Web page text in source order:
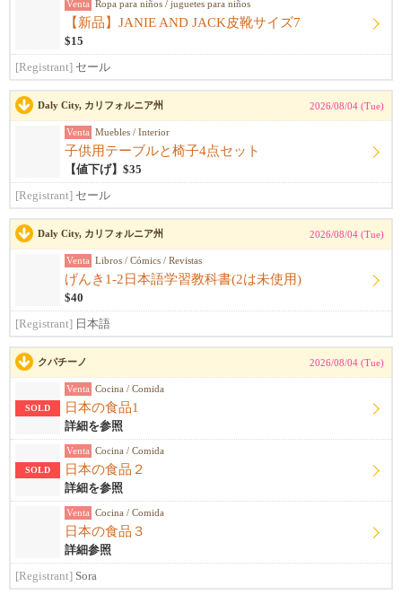
Venta Ropa para niños / juguetes para niños
【新品】JANIE AND JACK皮靴サイズ7
$15
[Registrant] セール
Daly City, カリフォルニア州 2026/08/04 (Tue)
Venta Muebles / Interior
子供用テーブルと椅子4点セット
【値下げ】$35
[Registrant] セール
Daly City, カリフォルニア州 2026/08/04 (Tue)
Venta Libros / Cómics / Revistas
げんき1-2日本語学習教科書(2は未使用)
$40
[Registrant] 日本語
クパチーノ 2026/08/04 (Tue)
SOLD
Venta Cocina / Comida
日本の食品1
詳細を参照
SOLD
Venta Cocina / Comida
日本の食品２
詳細を参照
Venta Cocina / Comida
日本の食品３
詳細参照
[Registrant] Sora